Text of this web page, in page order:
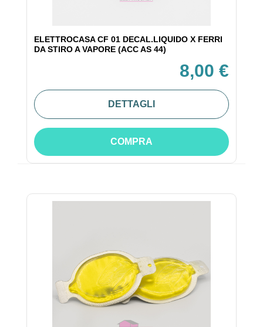
ELETTROCASA CF 01 DECAL.LIQUIDO X FERRI
DA STIRO A VAPORE (ACC AS 44)
8,00 €
DETTAGLI
COMPRA